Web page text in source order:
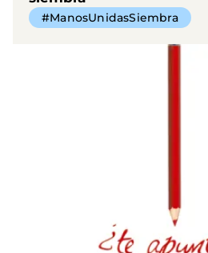
#ManosUnidasSiembra